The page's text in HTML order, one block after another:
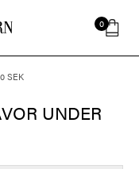
0
SEK
UNDER